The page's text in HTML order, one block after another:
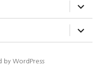
확
장
위
메
확
장
위
메
by WordPress